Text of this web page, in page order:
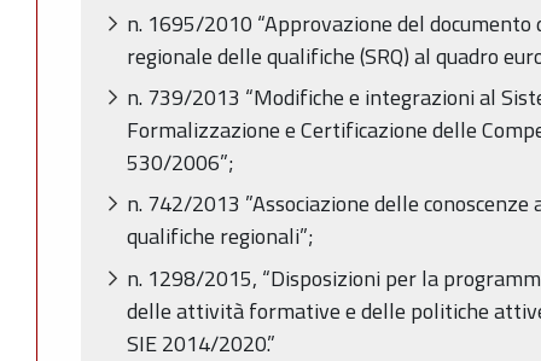
n. 1695/2010 “Approvazione del
regionale delle qualifiche (SRQ) al quadro
n. 739/2013 “Modifiche e integrazioni al
Formalizzazione e Certificazione delle
530/2006”;
n. 742/2013 ”Associazione delle
qualifiche regionali”;
n. 1298/2015, “Disposizioni per la
delle attività formative e delle politiche
SIE 2014/2020.”